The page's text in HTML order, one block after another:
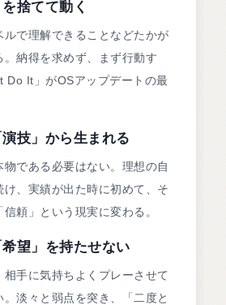
を捨てて動く
ルで理解できることなどたかが
。納得を求めず、まず行動す
Do It」がOSアップデートの最
技」から生まれる
物である必要はない。理想の自
け、実績が出た時に初めて、そ
頼」という現実に変わる。
望」を持たせない
相手に気持ちよくプレーさせて
。淡々と弱点を突き、「二度と